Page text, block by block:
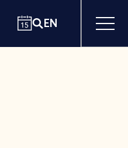
EN